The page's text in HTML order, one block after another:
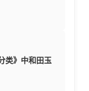
类》中和田玉